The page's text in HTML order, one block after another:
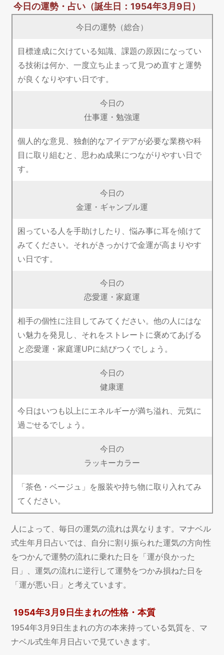
今日の運勢・占い（誕生日：1954年3月9日）
今日の運勢（総合）
目標達成に欠けている知識、課題の原因になってい
る技術は何か、一度立ち止まって見つめ直すと運勢
が良くなりやすい日です。
今日の
仕事運・勉強運
個人的な意見、独創的なアイデアが必要な業務や科
目に取り組むと、思わぬ成果につながりやすい日で
す。
今日の
金運・ギャンブル運
困っている人を手助けしたり、悩み事に耳を傾けて
みてください。それがきっかけで金運が高まりやす
い日です。
今日の
恋愛運・家庭運
相手の個性に注目してみてください。他の人にはな
い魅力を発見し、それをストレートに褒めてあげる
と恋愛運・家庭運UPに結びつくでしょう。
今日の
健康運
今日はいつも以上にエネルギーが満ち溢れ、元気に
過ごせるでしょう。
今日の
ラッキーカラー
「茶色・ベージュ」を服装や持ち物に取り入れてみ
てください。
人によって、毎日の運気の流れは異なります。マナベル
式生年月日占いでは、自分に割り振られた運気の方向性
をつかんで運勢の流れに乗れた日を「運が良かった
日」、運気の流れに逆行して運勢をつかみ損ねた日を
「運が悪い日」と考えています。
1954年3月9日生まれの性格・本質
1954年3月9日生まれの方の本来持っている気質を、マ
ナベル式生年月日占いで見ていきます。